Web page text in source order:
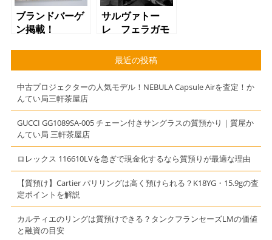
ブランドバーゲ
ン掲載！
サルヴァトー
レ フェラガモ
最近の投稿
中古プロジェクターの人気モデル！NEBULA Capsule Airを査定！か
んてい局三軒茶屋店
GUCCI GG1089SA-005 チェーン付きサングラスの質預かり｜質屋か
んてい局 三軒茶屋店
ロレックス 116610LVを急ぎで現金化するなら質預りが最適な理由
【質預け】Cartier パリリングは高く預けられる？K18YG・15.9gの査
定ポイントを解説
カルティエのリングは質預けできる？タンクフランセーズLMの価値
と融資の目安